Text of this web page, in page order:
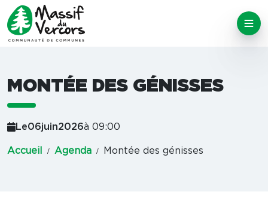
MONTÉE DES GÉNISSES
Le06juin2026à 09:00
Accueil Agenda Montée des génisses